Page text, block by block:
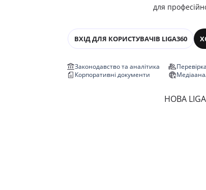
для
ВХІД ДЛЯ КОРИСТУВАЧІВ LIGA360
Законодавство та аналітика
Корпоративні документи
НОВА